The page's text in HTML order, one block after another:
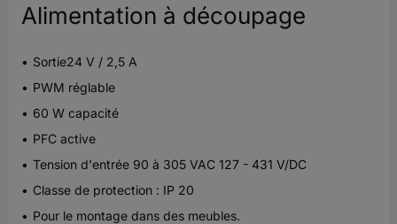
Alimentation à découpage
Sortie24 V / 2,5 A
PWM réglable
60 W capacité
PFC active
Tension d'entrée 90 à 305 VAC 127 - 431 V/DC
Classe de protection : IP 20
Pour le montage dans des meubles.